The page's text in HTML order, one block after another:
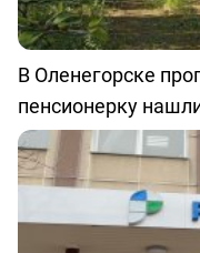
В Оленегорске
пенсионерку